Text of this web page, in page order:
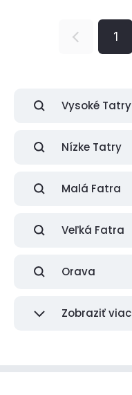
1
Vysoké Tatry
Nízke Tatry
Malá Fatra
Veľká Fatra
Orava
Zobraziť viac